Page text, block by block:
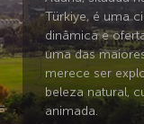
Türkiye, é uma
dinâmica e
uma das
merece ser
beleza natural,
animada.